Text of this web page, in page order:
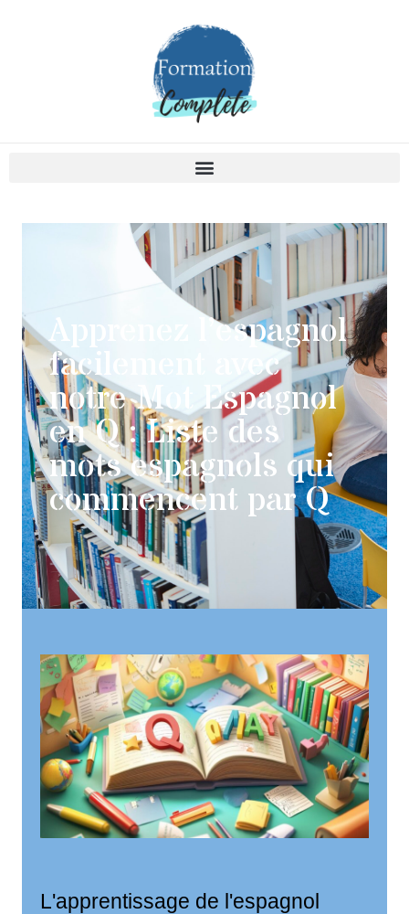
Apprenez l’espagnol
facilement avec
notre Mot Espagnol
en Q : Liste des
mots espagnols qui
commencent par Q
L'apprentissage de l'espagnol